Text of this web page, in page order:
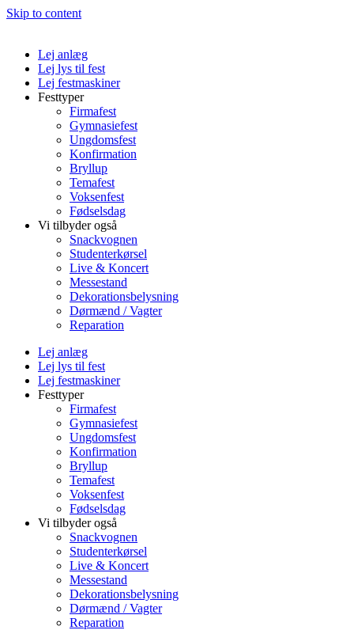
Skip to content
Lej anlæg
Lej lys til fest
Lej festmaskiner
Festtyper
Firmafest
Gymnasiefest
Ungdomsfest
Konfirmation
Bryllup
Temafest
Voksenfest
Fødselsdag
Vi tilbyder også
Snackvognen
Studenterkørsel
Live & Koncert
Messestand
Dekorationsbelysning
Dørmænd / Vagter
Reparation
Lej anlæg
Lej lys til fest
Lej festmaskiner
Festtyper
Firmafest
Gymnasiefest
Ungdomsfest
Konfirmation
Bryllup
Temafest
Voksenfest
Fødselsdag
Vi tilbyder også
Snackvognen
Studenterkørsel
Live & Koncert
Messestand
Dekorationsbelysning
Dørmænd / Vagter
Reparation